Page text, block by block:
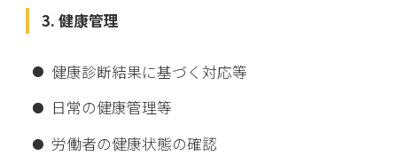
3. 健康管理
健康診断結果に基づく対応等
日常の健康管理等
労働者の健康状態の確認